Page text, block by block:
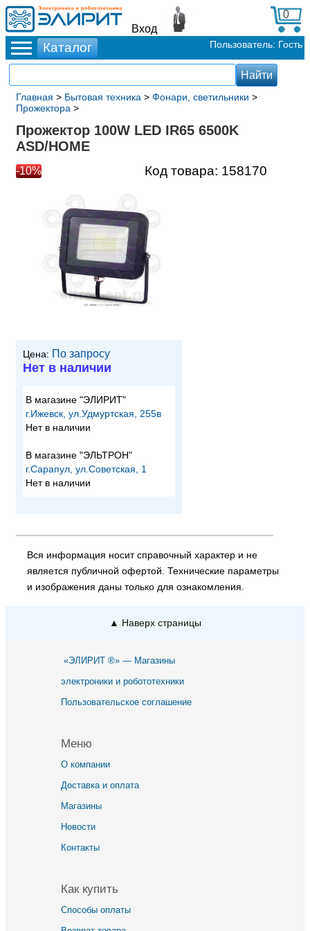
Вход
0
Пользователь: Гость
Главная > Бытовая техника > Фонари, светильники >
Прожектора >
Прожектор 100W LED IR65 6500K
ASD/HOME
-10% Код товара: 158170
Цена: По запросу
Нет в наличии
В магазине "ЭЛИРИТ"
г.Ижевск, ул.Удмуртская, 255в
Нет в наличии
В магазине "ЭЛЬТРОН"
г.Сарапул, ул.Советская, 1
Нет в наличии
Вся информация носит справочный характер и не
является публичной офертой. Технические параметры
и изображения даны только для ознакомления.
▲ Наверх страницы
«ЭЛИРИТ ®» — Магазины
электроники и робототехники
Пользовательское соглашение
Меню
О компании
Доставка и оплата
Магазины
Новости
Контакты
Как купить
Способы оплаты